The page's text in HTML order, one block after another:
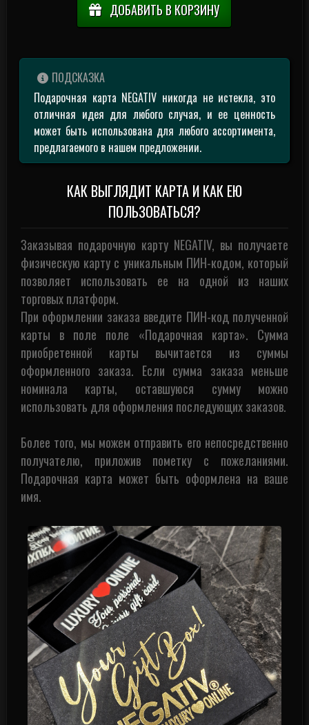
ДОБАВИТЬ В КОРЗИНУ
ПОДСКАЗКА
Подарочная карта NEGATIV никогда не истекла, это
отличная идея для любого случая, и ее ценность
может быть использована для любого ассортимента,
предлагаемого в нашем предложении.
КАК ВЫГЛЯДИТ КАРТА И КАК ЕЮ
ПОЛЬЗОВАТЬСЯ?
Заказывая подарочную карту NEGATIV, вы получаете
физическую карту с уникальным ПИН-кодом, который
позволяет использовать ее на одной из наших
торговых платформ.
При оформлении заказа введите ПИН-код полученной
карты в поле поле «Подарочная карта». Сумма
приобретенной карты вычитается из суммы
оформленного заказа. Если сумма заказа меньше
номинала карты, оставшуюся сумму можно
использовать для оформления последующих заказов.
Более того, мы можем отправить его непосредственно
получателю, приложив пометку с пожеланиями.
Подарочная карта может быть оформлена на ваше
имя.